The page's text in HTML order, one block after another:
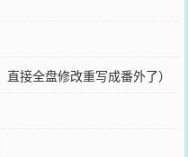
接全盘修改重写成番外了）